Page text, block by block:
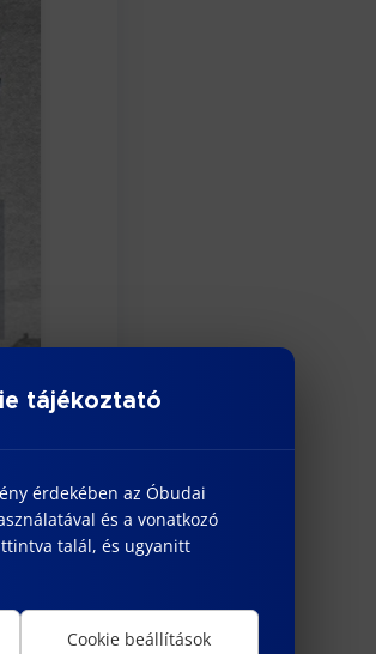
tájékoztató
érdekében az Óbudai
és a vonatkozó
talál, és ugyanitt
Cookie beállítások